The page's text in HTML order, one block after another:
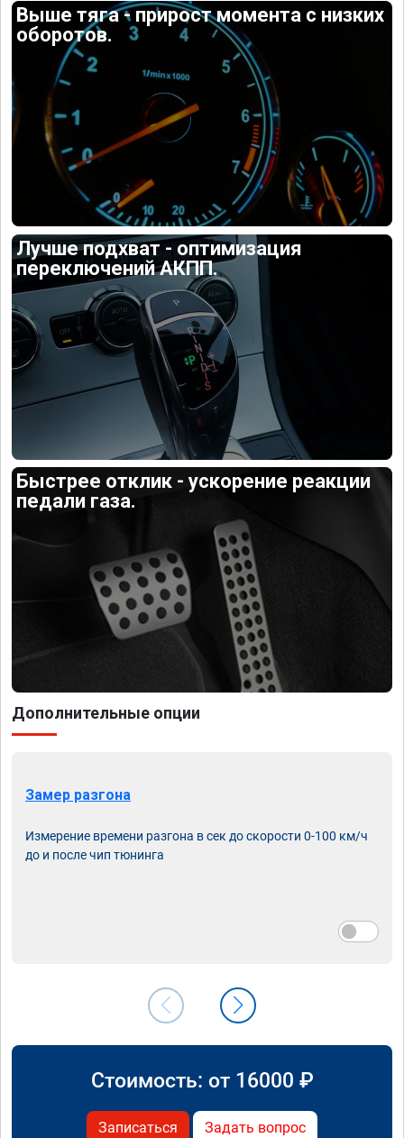
Выше тяга - прирост момента с низких
оборотов.
Лучше подхват - оптимизация
переключений АКПП.
Быстрее отклик - ускорение реакции
педали газа.
Дополнительные опции
Замер разгона
Измерение времени разгона в сек до скорости 0-100 км/ч
до и после чип тюнинга
Стоимость: от 16000 ₽
Записаться Задать вопрос